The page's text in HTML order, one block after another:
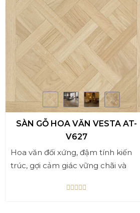
SÀN GỖ HOA VĂN VESTA AT-
V627
Hoa văn đối xứng, đậm tính kiến
trúc, gợi cảm giác vững chãi và
Tông màu gỗ xám nâu pha vân